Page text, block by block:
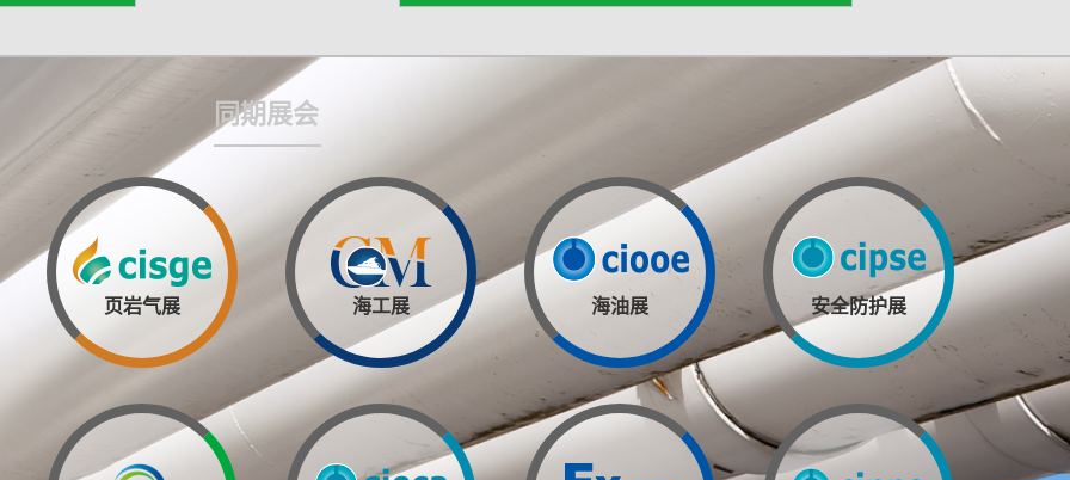
同期展会
页岩气展 海工展 海油展 安全防护展